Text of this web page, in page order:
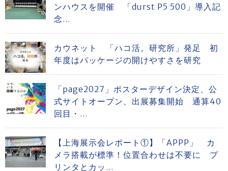
ンハウスを開催 「durst P5 500」導入記
念...
カウネット 「ハコ活。研究所」発足 初
年度はパッケージの開けやすさを研究
「page2027」ポスターデザイン決定、公
式サイトオープン、出展募集開始 通算40
回目・...
【上海展示会レポート①】「APPP」 カ
メラ搭載が標準！位置合わせは不要に プ
リンタとカッ...